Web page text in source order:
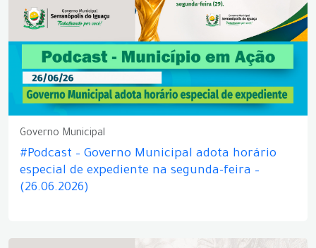
Governo Municipal
#Podcast – Governo Municipal adota horário
especial de expediente na segunda-feira –
(26.06.2026)